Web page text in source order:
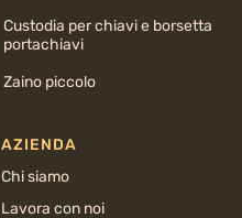
Custodia per chiavi e borsetta
portachiavi
Zaino piccolo
AZIENDA
Chi siamo
Lavora con noi